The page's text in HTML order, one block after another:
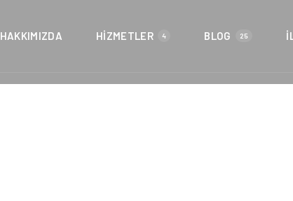
HAKKIMIZDA HIZMETLER 4 BLOG 25